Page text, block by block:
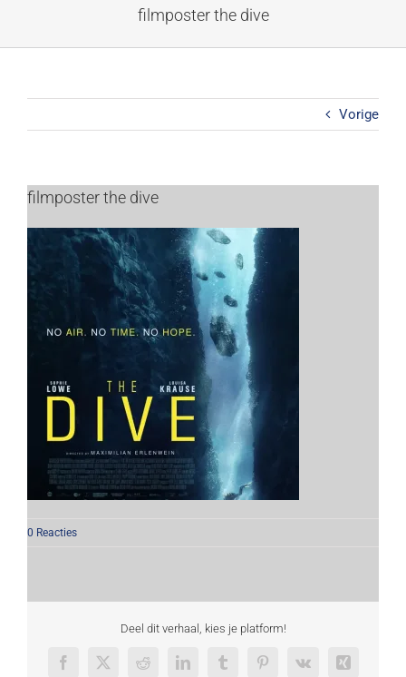
filmposter the dive
Vorige
filmposter the dive
0 Reacties
Deel dit verhaal, kies je platform!
Facebook
X RedditLinkedInTumblrPinterest
Vk Xing